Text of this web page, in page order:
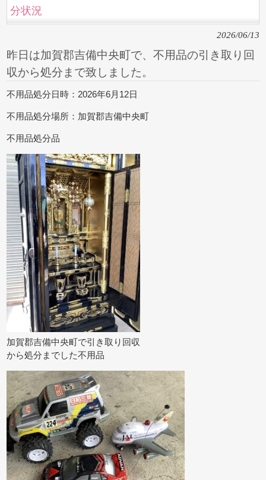
分状況
2026/06/13
昨日は加賀郡吉備中央町で、不用品の引き取り回
収から処分まで致しました。
不用品処分日時：2026年6月12日
不用品処分場所：加賀郡吉備中央町
不用品処分品
加賀郡吉備中央町で引き取り回収
から処分までした不用品